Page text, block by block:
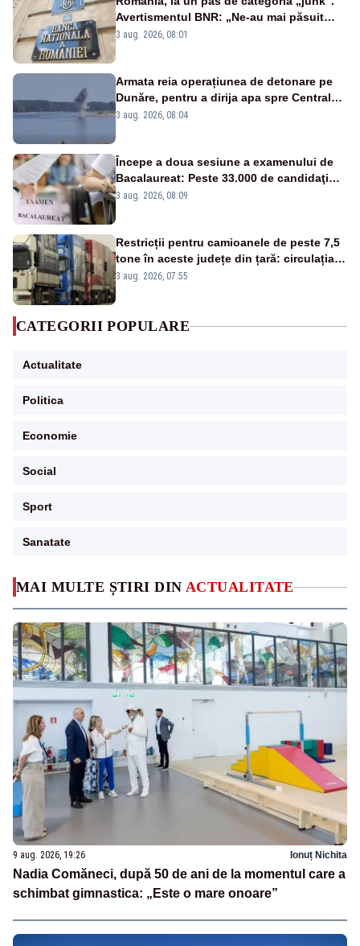
MAI MULTE ȘTIRI DIN ACTUALITATE
9 aug. 2026, 19:26 Ionuț Nichita
Nadia Comăneci, după 50 de ani de la momentul care a
schimbat gimnastica: „Este o mare onoare”
Avertismentul BNR: „Ne-au mai păsuit
pentru câteva luni”
3 aug. 2026, 08:01
Armata reia operațiunea de detonare pe
Dunăre, pentru a dirija apa spre Centrala
Cernavodă
3 aug. 2026, 08:04
Începe a doua sesiune a examenului de
Bacalaureat: Peste 33.000 de candidaţi
înscrişi
3 aug. 2026, 08:09
Restricții pentru camioanele de peste 7,5
tone în aceste județe din țară: circulația
este interzisă luni, între orele 12:00 și
3 aug. 2026, 07:55
CATEGORII POPULARE
Actualitate
Politica
Economie
Social
Sport
Sanatate